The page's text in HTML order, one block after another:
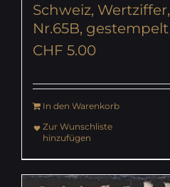
Schweiz,
Nr.65B, gestempelt
CHF 5.00
In den Warenkorb
Zur Wunschliste
hinzufügen